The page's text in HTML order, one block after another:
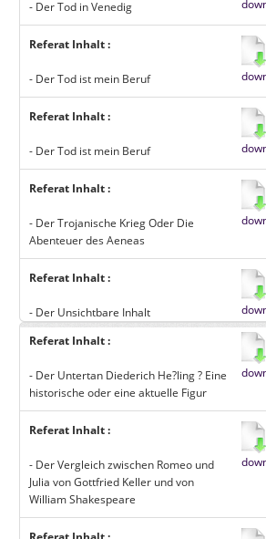
- Der Tod in Venedig
Referat Inhalt :
- Der Tod ist mein Beruf
Referat Inhalt :
- Der Tod ist mein Beruf
Referat Inhalt :
- Der Trojanische Krieg Oder Die
Abenteuer des Aeneas
Referat Inhalt :
- Der Unsichtbare Inhalt
Referat Inhalt :
- Der Untertan Diederich He?ling ? Eine
historische oder eine aktuelle Figur
Referat Inhalt :
- Der Vergleich zwischen Romeo und
Julia von Gottfried Keller und von
William Shakespeare